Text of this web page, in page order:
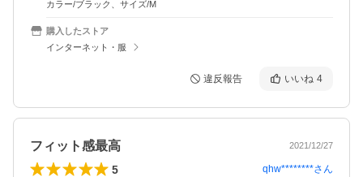
カラー/ブラック、サイズ/M
購入したストア
インターネット・服
違反報告 いいね 4
フィット感最高 2021/12/27
5 qhw********さん